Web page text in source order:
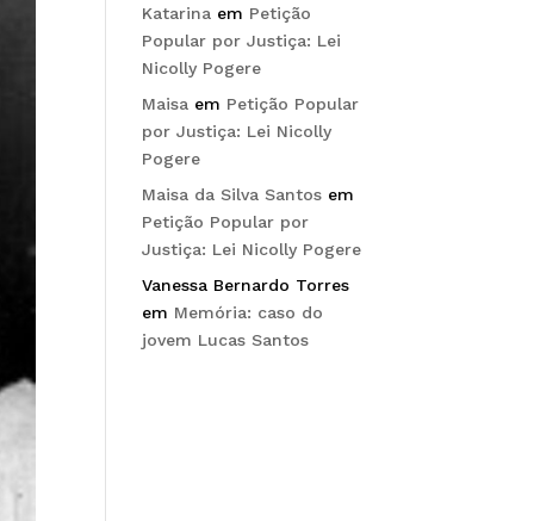
Katarina em Petição
Popular por Justiça: Lei
Nicolly Pogere
Maisa em Petição Popular
por Justiça: Lei Nicolly
Pogere
Maisa da Silva Santos em
Petição Popular por
Justiça: Lei Nicolly Pogere
Vanessa Bernardo Torres
em Memória: caso do
jovem Lucas Santos